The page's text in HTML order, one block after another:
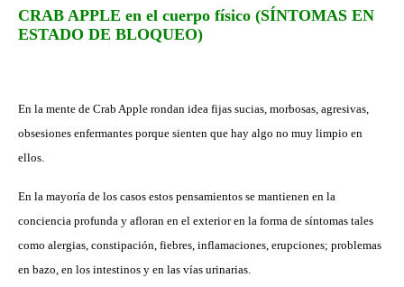
CRAB APPLE en el cuerpo físico (SÍNTOMAS EN
ESTADO DE BLOQUEO)
En la mente de Crab Apple rondan idea fijas sucias, morbosas, agresivas,
obsesiones enfermantes porque sienten que hay algo no muy limpio en
ellos.
En la mayoría de los casos estos pensamientos se mantienen en la
conciencia profunda y afloran en el exterior en la forma de síntomas tales
como alergias, constipación, fiebres, inflamaciones, erupciones; problemas
en bazo, en los intestinos y en las vías urinarias.